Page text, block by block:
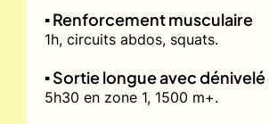
▪️ Renforcement musculaire
1h, circuits abdos, squats.
▪️ Sortie longue avec dénivelé
5h30 en zone 1, 1500 m+.